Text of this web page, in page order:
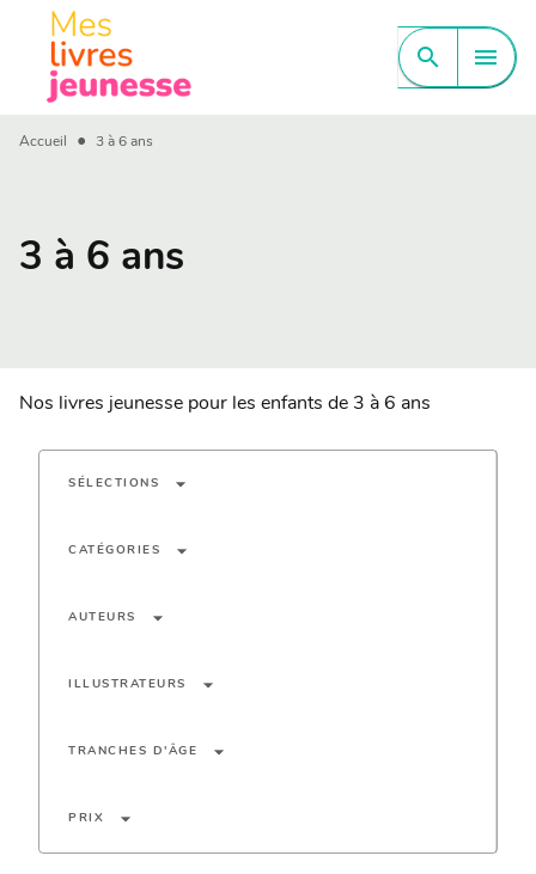
MENU CONTENU
PIED DE PAGE
search menu
Accueil • 3 à 6 ans
3 à 6 ans
Nos livres jeunesse pour les enfants de 3 à 6 ans
SÉLECTIONS arrow_drop_down
CATÉGORIES arrow_drop_down
AUTEURS arrow_drop_down
ILLUSTRATEURS arrow_drop_down
TRANCHES D'ÂGE arrow_drop_down
PRIX arrow_drop_down